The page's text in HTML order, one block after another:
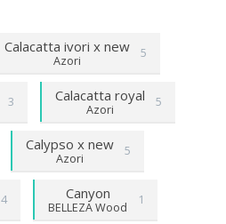
Calacatta ivori x new
Azori
5
3 Calacatta royal
Azori
5
Calypso х new
Azori
5
4 Canyon
BELLEZA Wood
1